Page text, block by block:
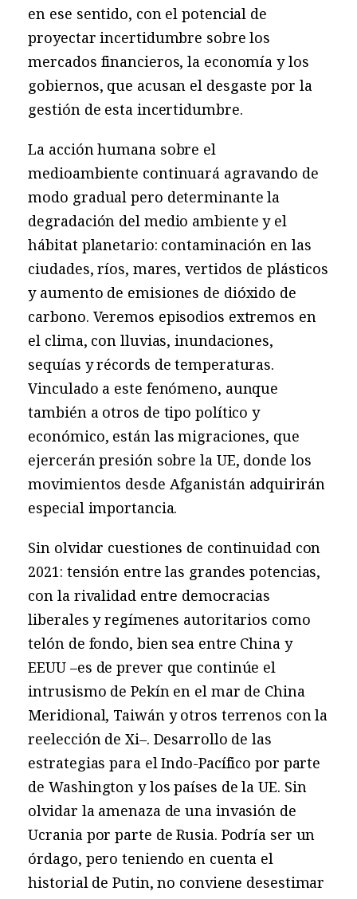
en ese sentido, con el potencial de
proyectar incertidumbre sobre los
mercados financieros, la economía y los
gobiernos, que acusan el desgaste por la
gestión de esta incertidumbre.
La acción humana sobre el
medioambiente continuará agravando de
modo gradual pero determinante la
degradación del medio ambiente y el
hábitat planetario: contaminación en las
ciudades, ríos, mares, vertidos de plásticos
y aumento de emisiones de dióxido de
carbono. Veremos episodios extremos en
el clima, con lluvias, inundaciones,
sequías y récords de temperaturas.
Vinculado a este fenómeno, aunque
también a otros de tipo político y
económico, están las migraciones, que
ejercerán presión sobre la UE, donde los
movimientos desde Afganistán adquirirán
especial importancia.
Sin olvidar cuestiones de continuidad con
2021: tensión entre las grandes potencias,
con la rivalidad entre democracias
liberales y regímenes autoritarios como
telón de fondo, bien sea entre China y
EEUU –es de prever que continúe el
intrusismo de Pekín en el mar de China
Meridional, Taiwán y otros terrenos con la
reelección de Xi–. Desarrollo de las
estrategias para el Indo-Pacífico por parte
de Washington y los países de la UE. Sin
olvidar la amenaza de una invasión de
Ucrania por parte de Rusia. Podría ser un
órdago, pero teniendo en cuenta el
historial de Putin, no conviene desestimar